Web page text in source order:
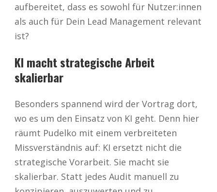
aufbereitet, dass es sowohl für Nutzer:innen
als auch für Dein Lead Management relevant
ist?
KI macht strategische Arbeit
skalierbar
Besonders spannend wird der Vortrag dort,
wo es um den Einsatz von KI geht. Denn hier
räumt Pudelko mit einem verbreiteten
Missverständnis auf: KI ersetzt nicht die
strategische Vorarbeit. Sie macht sie
skalierbar. Statt jedes Audit manuell zu